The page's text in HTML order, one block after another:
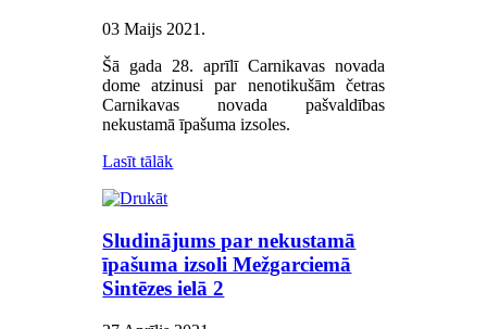
03 Maijs 2021 .
Šā gada 28. aprīlī Carnikavas novada
dome atzinusi par nenotikušām četras
Carnikavas novada pašvaldības
nekustamā īpašuma izsoles.
Lasīt tālāk
Sludinājums par nekustamā
īpašuma izsoli Mežgarciemā
Sintēzes ielā 2